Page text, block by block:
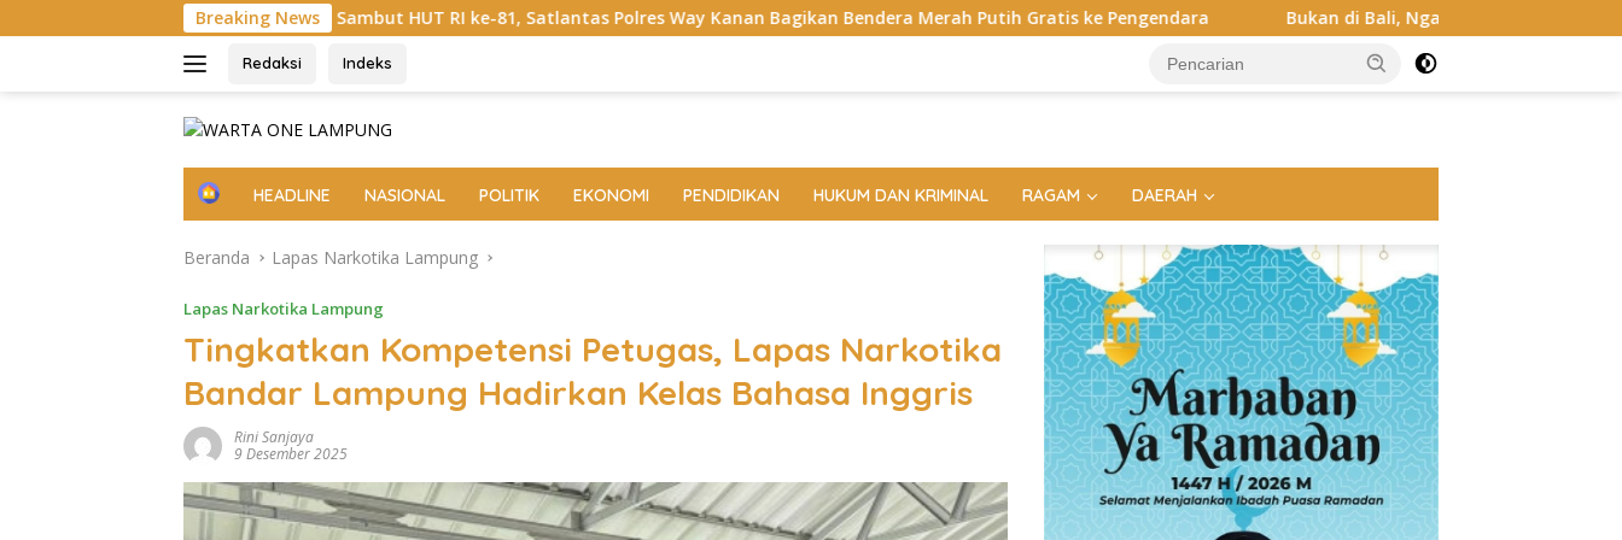
ke
Breaking News
Sosial Sambut HUT RI ke-81, Satlantas Polres Way Kanan Bagikan Bendera Merah Putih Gratis ke Pengendara Bukan di Bali, Ngaben Massal Balinuraga Memikat Turis Italia dan
Redaksi Indeks
H
e
HEADLINE NASIONAL POLITIK EKONOMI PENDIDIKAN HUKUM DAN KRIMINAL RAGAM DAERAH
Beranda Lapas Narkotika Lampung
Lapas Narkotika Lampung
Tingkatkan Kompetensi Petugas, Lapas Narkotika
Bandar Lampung Hadirkan Kelas Bahasa Inggris
Rini Sanjaya
9 Desember 2025